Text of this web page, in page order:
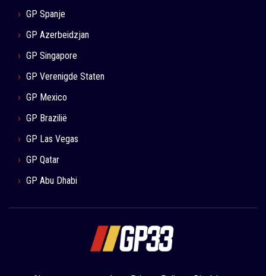
GP Spanje
GP Azerbeidzjan
GP Singapore
GP Verenigde Staten
GP Mexico
GP Brazilië
GP Las Vegas
GP Qatar
GP Abu Dhabi